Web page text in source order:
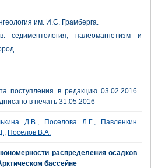
им. И.С. Грамберга.
седиментология, палеомагнетизм и
поступления в редакцию 03.02.2016
в печать 31.05.2016
Д.В., Поселова Л.Г.,
Павленкин
, Поселов В.А.
распределения осадков
бассейне